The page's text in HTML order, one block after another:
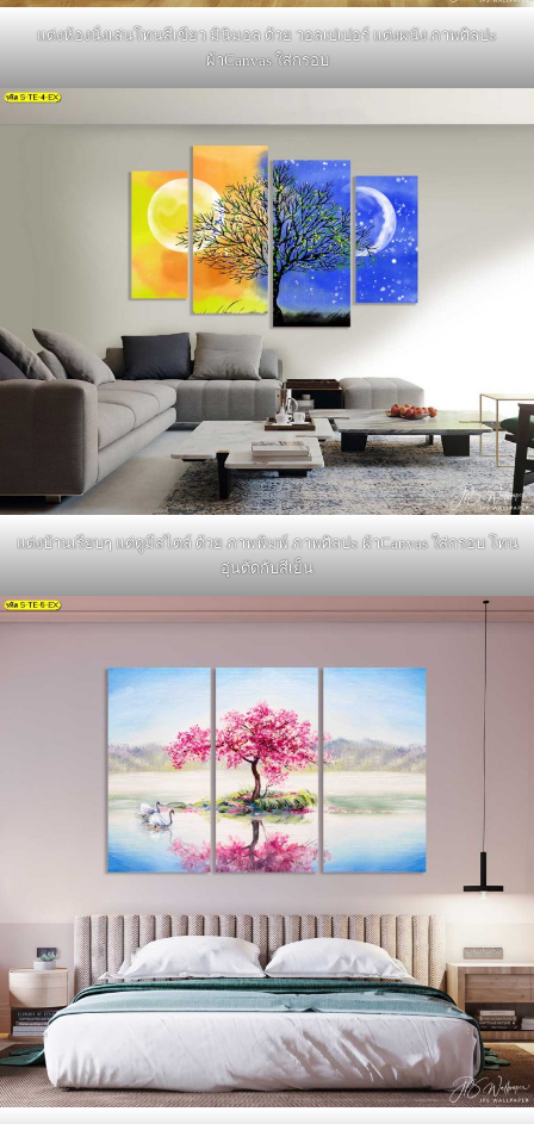
แต่งห้องนั่งเล่นโทนสีเขียว มินิมอล ด้วย วอลเปเปอร์ แต่งผนัง ภาพศิลปะ
ผ้าCanvas ใส่กรอบ
แต่งบ้านเรียบๆ แต่ดูมีสไตล์ ด้วย ภาพพิมพ์ ภาพศิลปะ ผ้าCanvas ใส่กรอบ โทน
อุ่นตัดกับสีเย็น